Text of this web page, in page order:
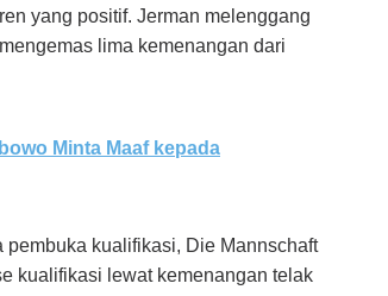
yang positif. Jerman melenggang
lima kemenangan dari
Minta Maaf kepada
kualifikasi, Die Mannschaft
kualifikasi lewat kemenangan telak